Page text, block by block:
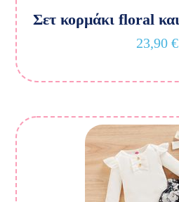
Σετ κορμάκι floral
23,90 €